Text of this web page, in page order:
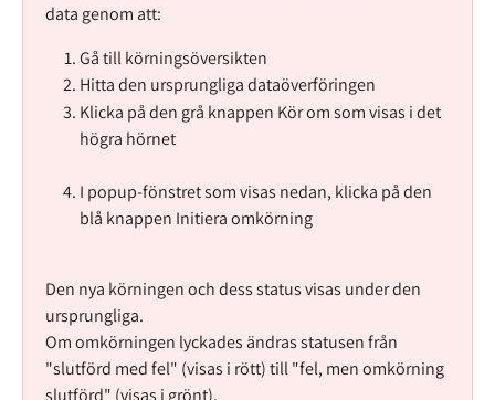
data genom att:
Gå till körningsöversikten
Hitta den ursprungliga dataöverföringen
Klicka på den grå knappen Kör om som visas i det
högra hörnet
I popup-fönstret som visas nedan, klicka på den
blå knappen Initiera omkörning
Den nya körningen och dess status visas under den
ursprungliga.
Om omkörningen lyckades ändras statusen från
"slutförd med fel" (visas i rött) till "fel, men omkörning
slutförd" (visas i grönt).